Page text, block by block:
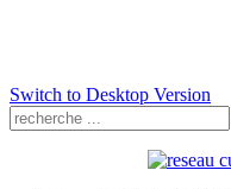
Switch to Desktop Version